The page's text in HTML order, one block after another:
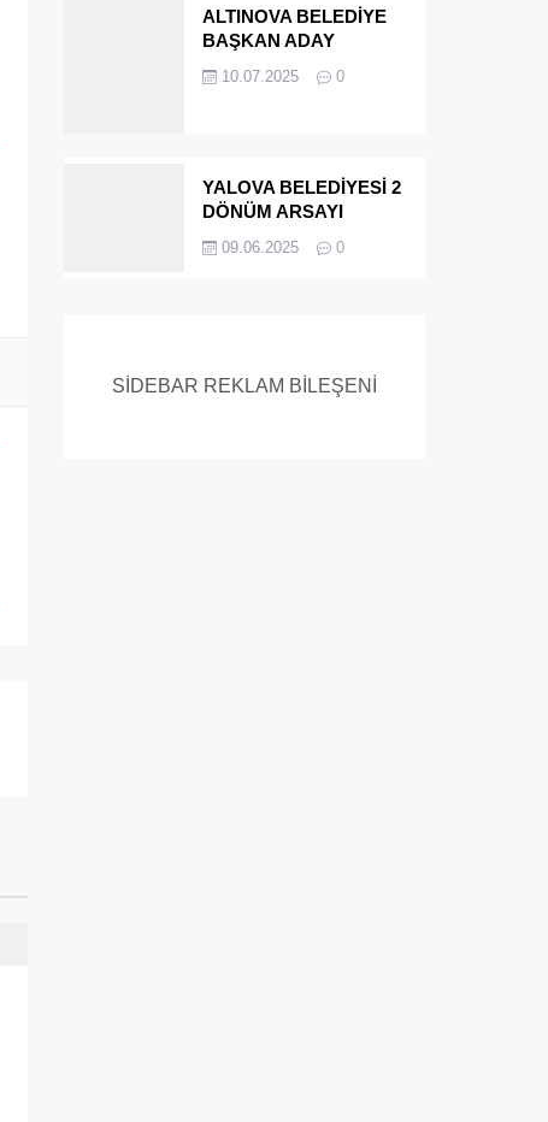
ALTINOVA BELEDİYE
BAŞKAN ADAY
MÜEBBET ALDI FİRAR
10.07.2025 0
YALOVA BELEDİYESİ 2
DÖNÜM ARSAYI
09.06.2025 0
SİDEBAR REKLAM BİLEŞENİ